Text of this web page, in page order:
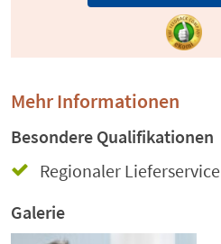
Mehr Informationen
Besondere Qualifikationen
Regionaler Lieferservice
Galerie